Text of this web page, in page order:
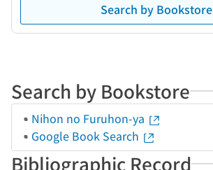
Search by Bookstore
Search by Bookstore
Nihon no Furuhon-ya
Google Book Search
Bibliographic Record